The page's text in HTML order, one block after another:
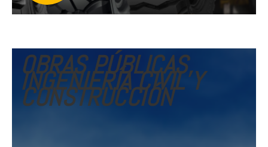
OBRAS PÚBLICAS,
INGENIERÍA CIVIL Y
CONSTRUCCIÓN